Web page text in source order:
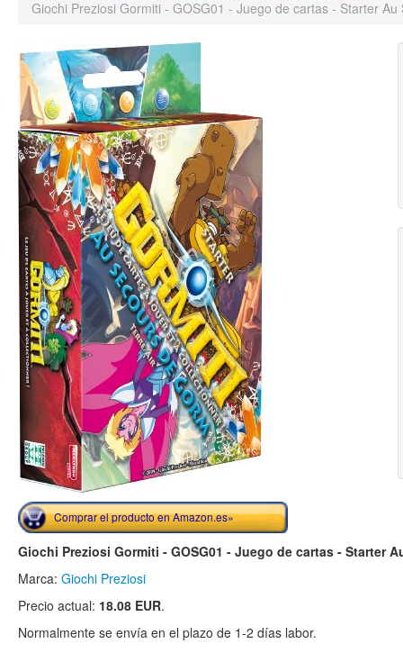
Giochi Preziosi Gormiti - GOSG01 - Juego de cartas - Starter
Comprar el producto en Amazon.es»
Giochi Preziosi Gormiti - GOSG01 - Juego de cartas - Starter
Marca: Giochi Preziosi
Precio actual: 18.08 EUR.
Normalmente se envía en el plazo de 1-2 días labor.